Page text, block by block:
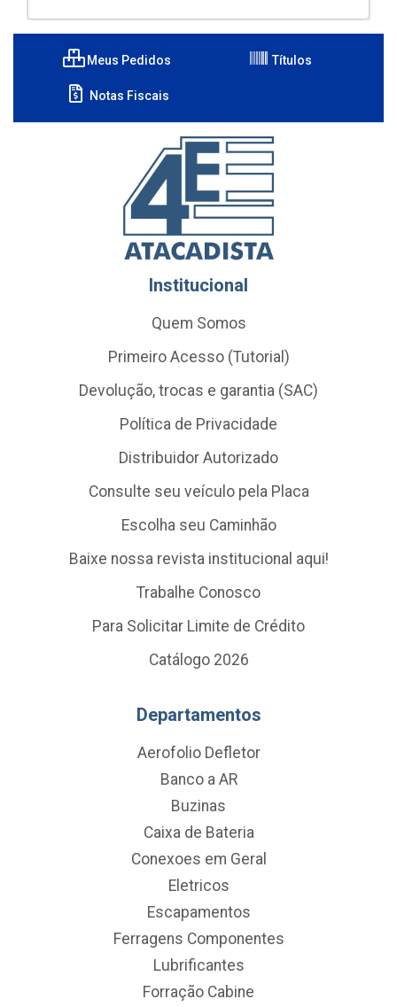
Meus Pedidos Títulos
Notas Fiscais
Institucional
Quem Somos
Primeiro Acesso (Tutorial)
Devolução, trocas e garantia (SAC)
Política de Privacidade
Distribuidor Autorizado
Consulte seu veículo pela Placa
Escolha seu Caminhão
Baixe nossa revista institucional aqui!
Trabalhe Conosco
Para Solicitar Limite de Crédito
Catálogo 2026
Departamentos
Aerofolio Defletor
Banco a AR
Buzinas
Caixa de Bateria
Conexoes em Geral
Eletricos
Escapamentos
Ferragens Componentes
Lubrificantes
Forração Cabine